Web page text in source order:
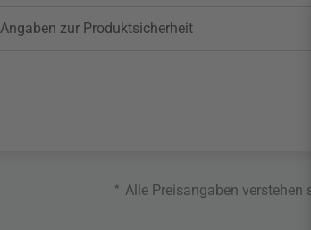
Angaben zur Produktsicherheit
* Alle Preisangaben verstehen